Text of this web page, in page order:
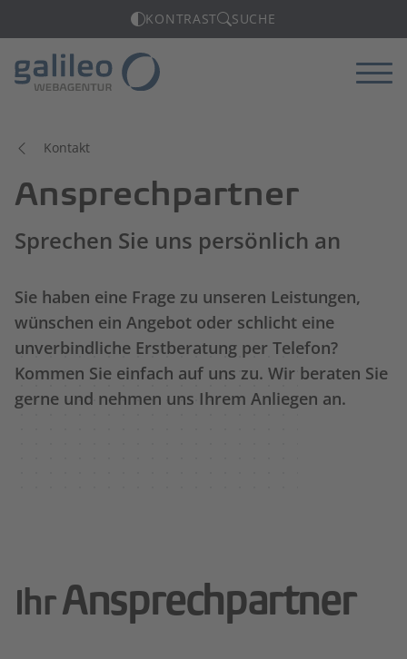
KONTRAST SUCHE
Kontakt
Ansprechpartner
Sprechen Sie uns persönlich an
Sie haben eine Frage zu unseren Leistungen,
wünschen ein Angebot oder schlicht eine
unverbindliche Erstberatung per Telefon?
Kommen Sie einfach auf uns zu. Wir beraten Sie
gerne und nehmen uns Ihrem Anliegen an.
IhrAnsprechpartner